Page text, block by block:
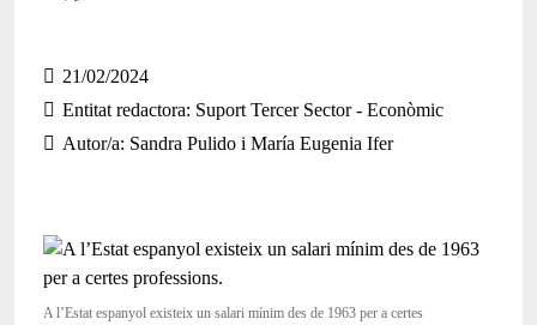
a
c
o
o
21/02/2024
Entitat redactora Suport Tercer Sector - Econòmic
Autor/a Sandra Pulido i María Eugenia Ifer
A l’Estat espanyol existeix un salari mínim des de 1963 per a certes